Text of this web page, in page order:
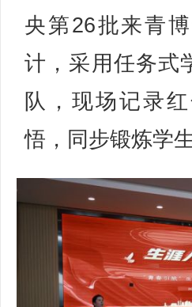
央第26批来青
计，采用任务式
队，现场记录
悟，同步锻炼学